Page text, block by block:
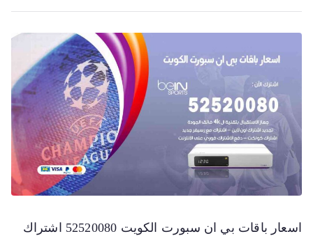
اسعار باقات بي ان سبورت الكويت 52520080 اشتراك